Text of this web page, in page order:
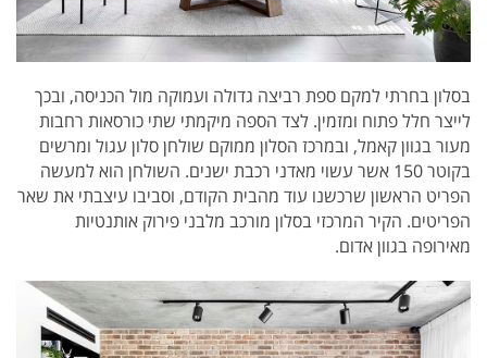
בסלון בחרתי למקם ספת רביצה גדולה ועמוקה מול הכניסה, ובכך
לייצר חלל פתוח ומזמין. לצד הספה מיקמתי שתי כורסאות רחבות
מעור בגוון קאמל, ובמרכז הסלון ממוקם שולחן סלון עגול ומרשים
בקוטר 150 אשר עשוי מאדני רכבת ישנים. השולחן הוא למעשה
הפריט הראשון שרכשנו עוד מהבית הקודם, וסביבו עיצבתי את שאר
הפריטים. הקיר המרכזי בסלון מורכב מלבני פירוק אותנטיות
מאירופה בגוון אדום.